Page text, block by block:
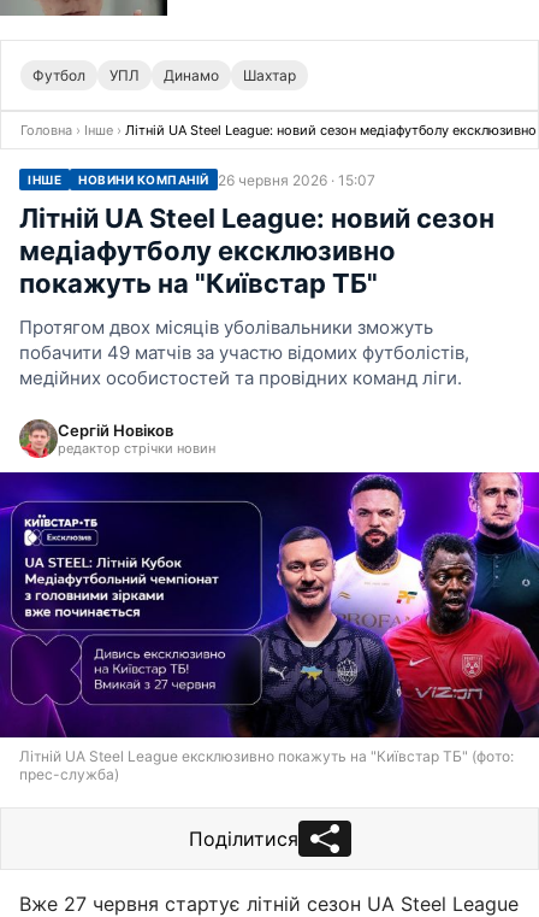
Футбол УПЛ Динамо Шахтар
Головна › Інше › Літній UA Steel League: новий сезон медіафутболу
ІНШЕ НОВИНИ КОМПАНІЙ 26 червня 2026 · 15:07
Літній UA Steel League: новий сезон
медіафутболу ексклюзивно
покажуть на "Київстар ТБ"
Протягом двох місяців уболівальники зможуть
побачити 49 матчів за участю відомих футболістів,
медійних особистостей та провідних команд ліги.
Сергій Новіков
редактор стрічки новин
Літній UA Steel League ексклюзивно покажуть на "Київстар ТБ" (фото:
прес-служба)
Поділитися
Вже 27 червня стартує літній сезон UA Steel League